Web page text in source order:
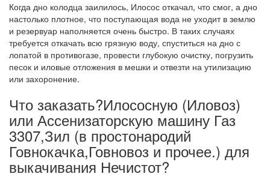
Когда дно колодца заилилось, Илосос откачал, что смог, а дно
настолько плотное, что поступающая вода не уходит в землю
и резервуар наполняется очень быстро. В таких случаях
требуется откачать всю грязную воду, спуститься на дно с
лопатой в противогазе, провести глубокую очистку, погрузить
песок и иловые отложения в мешки и отвезти на утилизацию
или захоронение.
Что заказать?Илососную (Иловоз)
или Ассенизаторскую машину Газ
3307,Зил (в простонародий
Говнокачка,Говновоз и прочее.) для
выкачивания Нечистот?